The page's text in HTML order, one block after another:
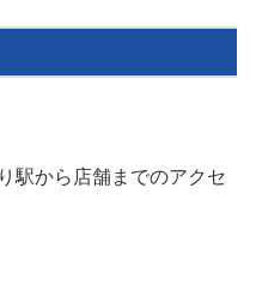
駅から店舗までのアクセ